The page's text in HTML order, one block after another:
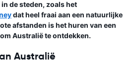
de steden, zoals het
dat heel fraai aan een natuurlijke
afstanden is het huren van een
Australië te ontdekken.
Australië